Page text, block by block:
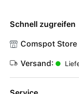
Schnell zugreifen
Comspot Store
Versand: